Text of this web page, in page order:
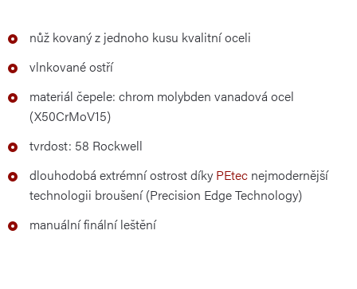
nůž kovaný z jednoho kusu kvalitní oceli
vlnkované ostří
materiál čepele: chrom molybden vanadová ocel
(X50CrMoV15)
tvrdost: 58 Rockwell
dlouhodobá extrémní ostrost díky PEtec nejmodernější
technologii broušení (Precision Edge Technology)
manuální finální leštění